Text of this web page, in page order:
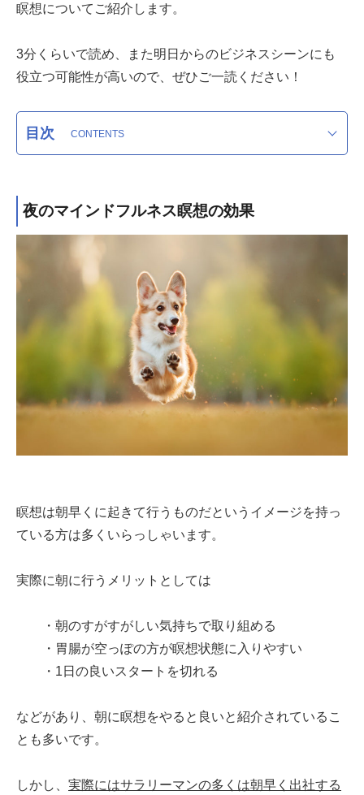
瞑想についてご紹介します。
3分くらいで読め、また明日からのビジネスシーンにも
役立つ可能性が高いので、ぜひご一読ください！
目次
夜のマインドフルネス瞑想の効果
瞑想は朝早くに起きて行うものだというイメージを持っ
ている方は多くいらっしゃいます。
実際に朝に行うメリットとしては
・朝のすがすがしい気持ちで取り組める
・胃腸が空っぽの方が瞑想状態に入りやすい
・1日の良いスタートを切れる
などがあり、朝に瞑想をやると良いと紹介されているこ
とも多いです。
しかし、 実際にはサラリーマンの多くは朝早く出社する